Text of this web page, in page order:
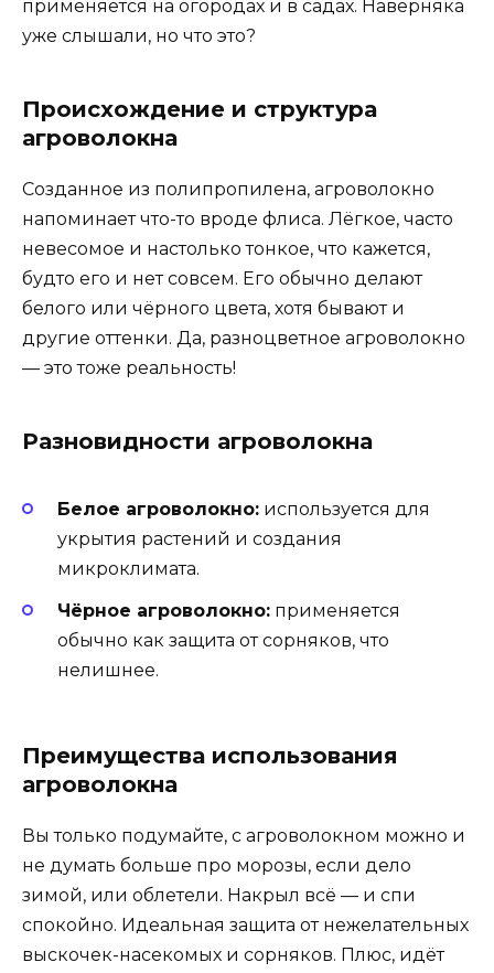
применяется на огородах и в садах. Наверняка
уже слышали, но что это?
Происхождение и структура
агроволокна
Созданное из полипропилена, агроволокно
напоминает что-то вроде флиса. Лёгкое, часто
невесомое и настолько тонкое, что кажется,
будто его и нет совсем. Его обычно делают
белого или чёрного цвета, хотя бывают и
другие оттенки. Да, разноцветное агроволокно
— это тоже реальность!
Разновидности агроволокна
Белое агроволокно: используется для
укрытия растений и создания
микроклимата.
Чёрное агроволокно: применяется
обычно как защита от сорняков, что
нелишнее.
Преимущества использования
агроволокна
Вы только подумайте, с агроволокном можно и
не думать больше про морозы, если дело
зимой, или облетели. Накрыл всё — и спи
спокойно. Идеальная защита от нежелательных
выскочек-насекомых и сорняков. Плюс, идёт